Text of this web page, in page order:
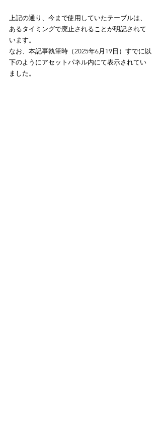
上記の通り、今まで使用していたテーブルは、
あるタイミングで廃止されることが明記されて
います。
なお、本記事執筆時（2025年6月19日）すでに以
下のようにアセットパネル内にて表示されてい
ました。